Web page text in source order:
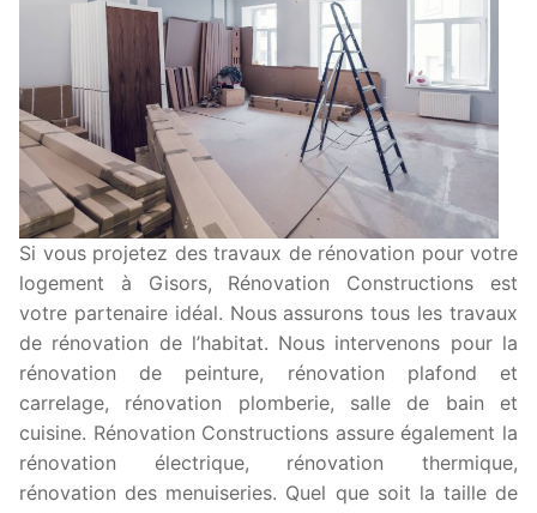
Si vous projetez des travaux de rénovation pour votre
logement à Gisors, Rénovation Constructions est
votre partenaire idéal. Nous assurons tous les travaux
de rénovation de l’habitat. Nous intervenons pour la
rénovation de peinture, rénovation plafond et
carrelage, rénovation plomberie, salle de bain et
cuisine. Rénovation Constructions assure également la
rénovation électrique, rénovation thermique,
rénovation des menuiseries. Quel que soit la taille de